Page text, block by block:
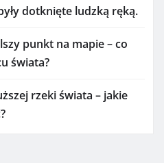
dotknięte ludzką ręką.
punkt na mapie – co
świata?
rzeki świata – jakie